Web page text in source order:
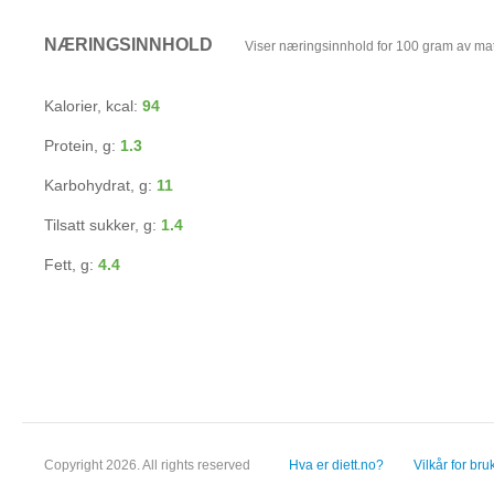
NÆRINGSINNHOLD Viser næringsinnhold for 100 gram av
Kalorier, kcal: 94
Protein, g: 1.3
Karbohydrat, g: 11
Tilsatt sukker, g: 1.4
Fett, g: 4.4
Copyright 2026. All rights reserved Hva er diett.no? Vilkår for